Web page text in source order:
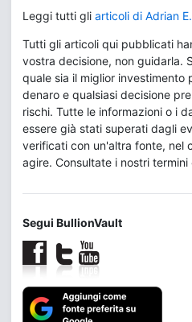
Leggi tutti gli articoli di Adrian
Tutti gli articoli qui pubblicati
vostra decisione, non guidarla.
quale sia il miglior investimento
denaro e qualsiasi decisione
rischi. Tutte le informazioni o i
essere già stati superati dagli
verificati con un'altra fonte, nel
agire. Consultate i nostri termini
Segui BullionVault